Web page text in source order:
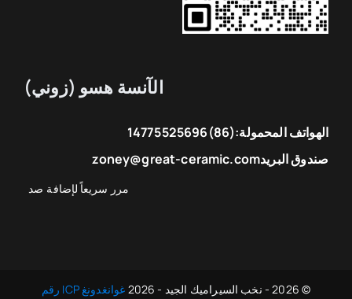
الآنسة هسو (زوني)
الهواتف المحمولة:(86)14775525696
صندوق البريدzoney@great-ceramic.com
© 2026 - نخب السيراميك الجيد - 2026 غوانغدونغ ICP رقم